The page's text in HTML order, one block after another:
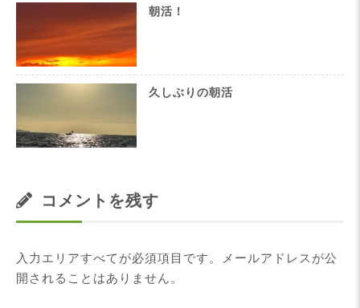
朝活！
久しぶりの朝活
コメントを残す
入力エリアすべてが必須項目です。メールアドレスが公
開されることはありません。